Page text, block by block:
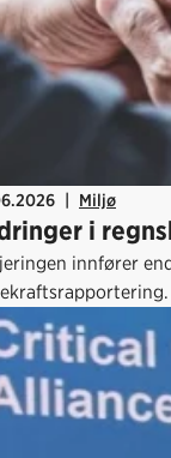
| Miljø
i
innfører